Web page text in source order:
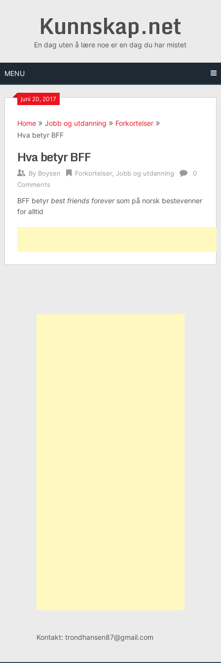
Kunnskap.net
En dag uten å lære noe er en dag du har mistet
MENU
juni 20, 2017
Home Jobb og utdanning
Forkortelser
Hva betyr BFF
Hva betyr BFF
By Boysen Forkortelser, Jobb og utdanning
0
Comments
BFF betyr best friends foreversom på norsk bestevenner
for alltid
Kontakt: trondhansen87@gmail.com